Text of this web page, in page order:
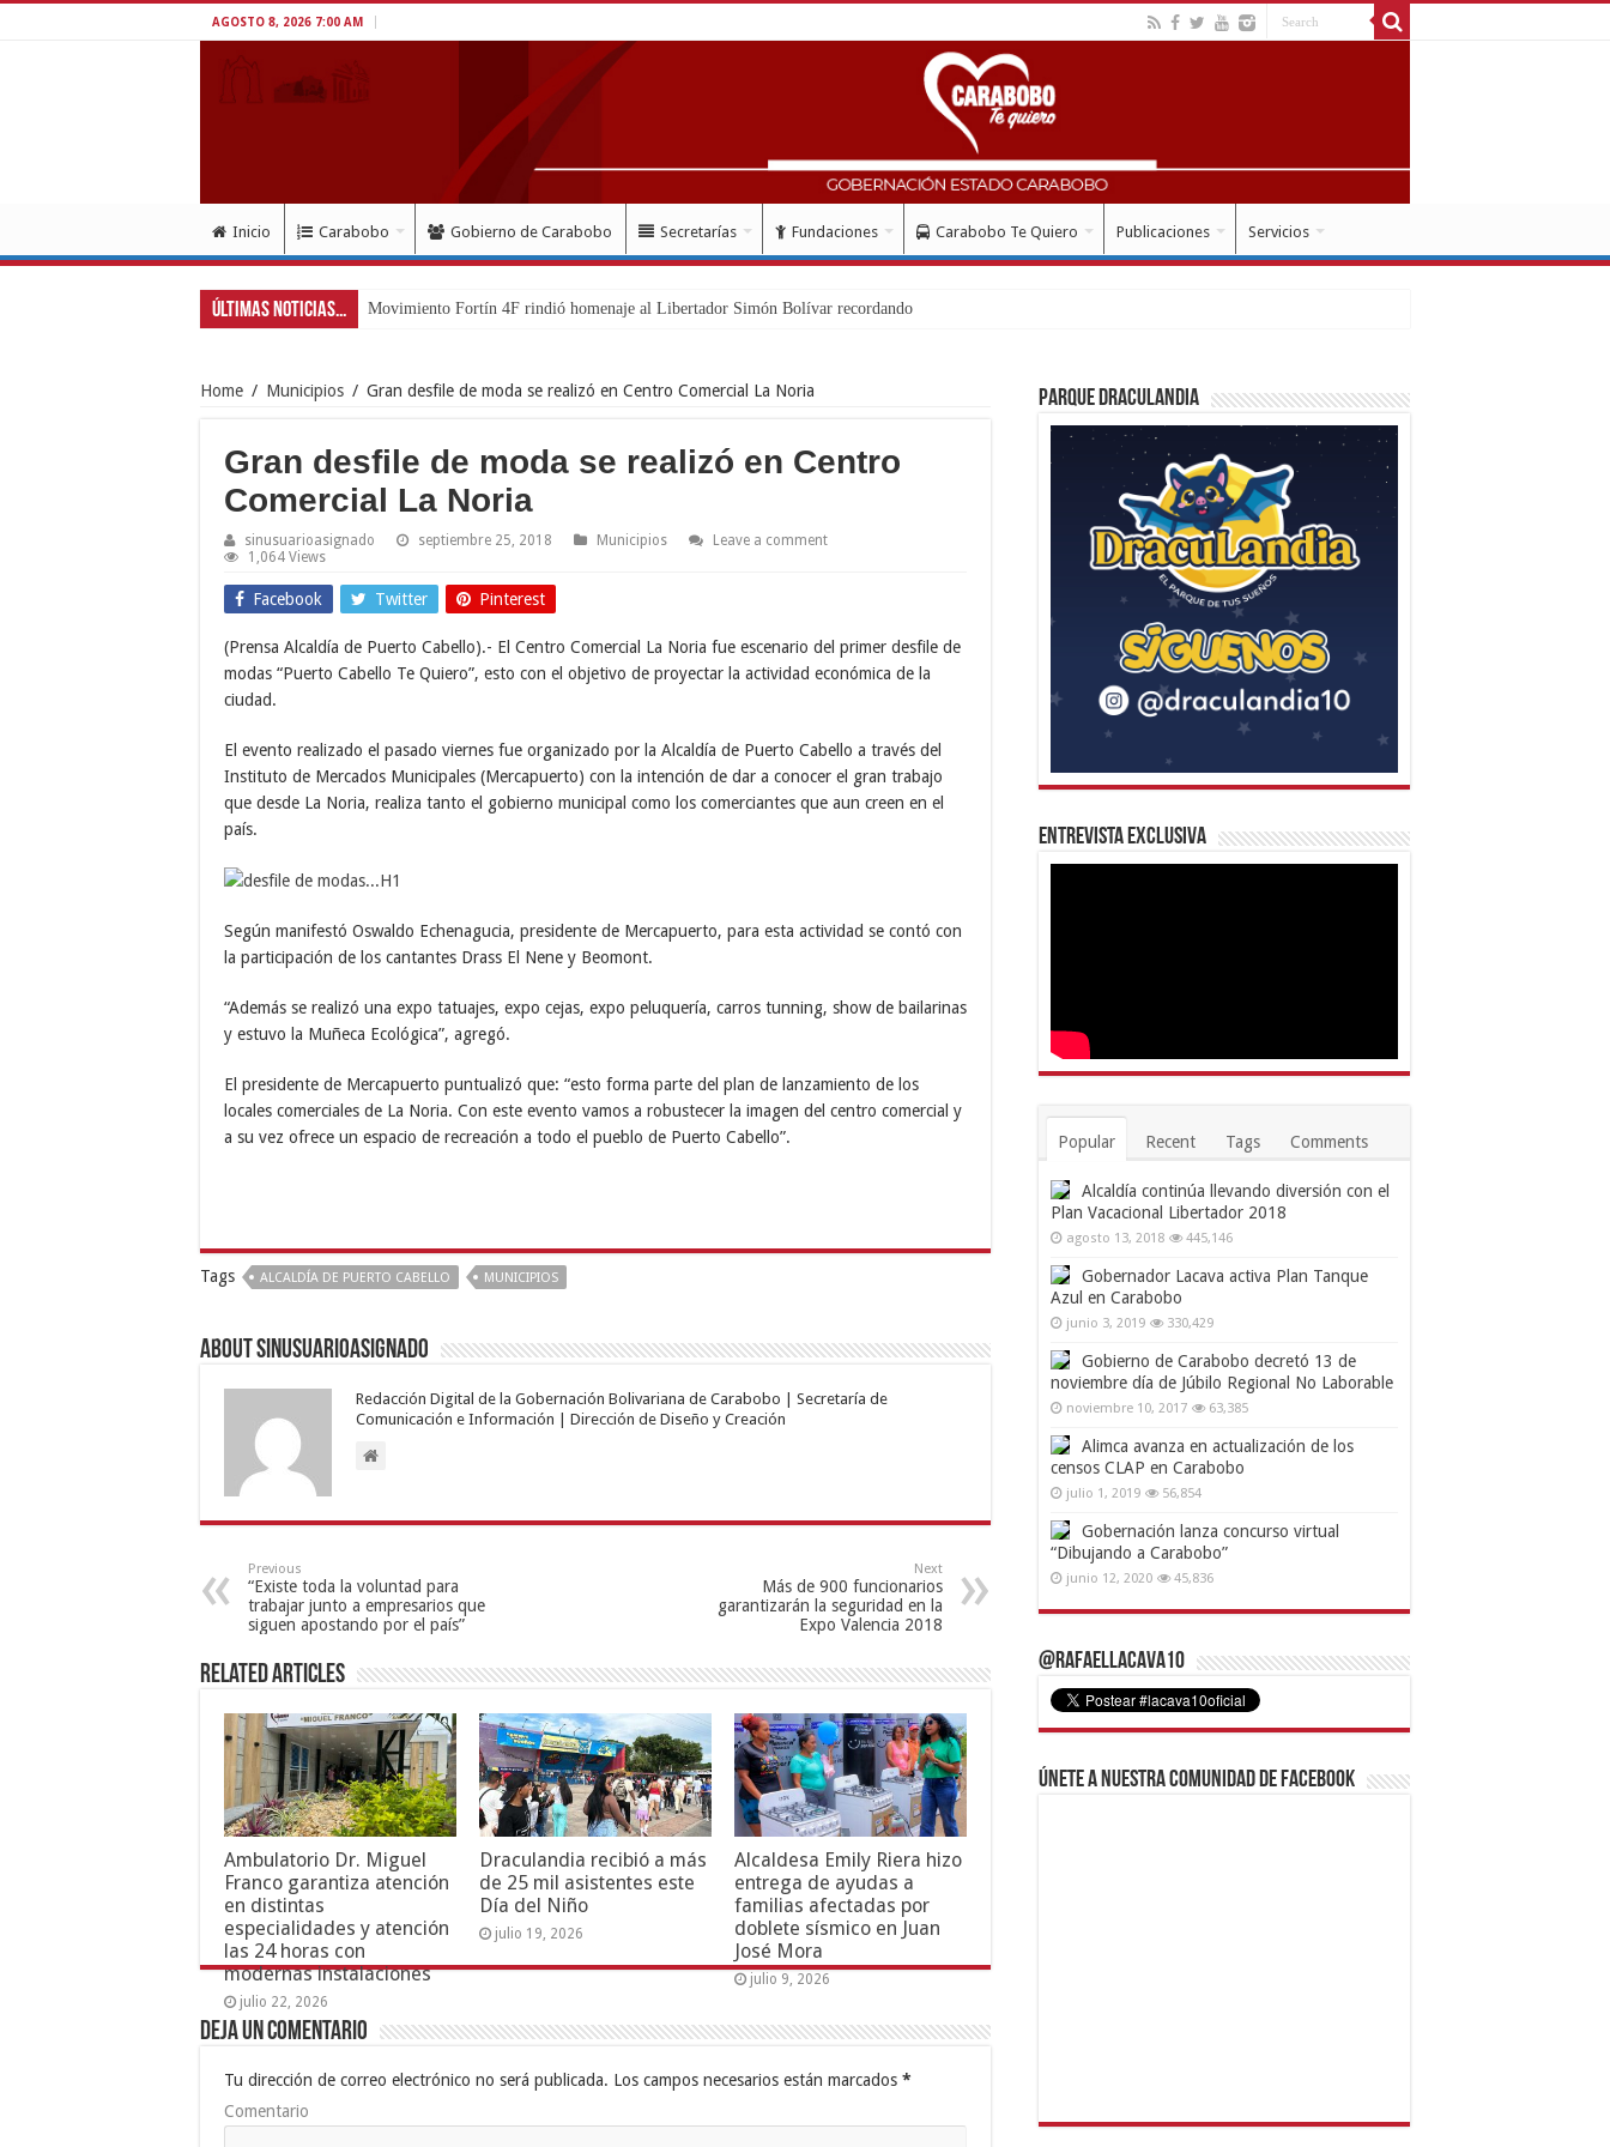
AGOSTO 8, 2026 7:00 AM
Inicio Carabobo Gobierno de Carabobo Secretarías Fundaciones Carabobo Te Quiero Publicaciones Servicios
Últimas Noticias...
Home / Municipios / Gran desfile de moda se realizó en Centro Comercial La Noria
Gran desfile de moda se realizó en Centro
Comercial La Noria
sinusuarioasignado septiembre 25, 2018 Municipios
Leave a comment
1,064 Views
Facebook Twitter Pinterest
(Prensa Alcaldía de Puerto Cabello).- El Centro Comercial La Noria fue escenario del primer desfile de
modas “Puerto Cabello Te Quiero”, esto con el objetivo de proyectar la actividad económica de la
ciudad.
El evento realizado el pasado viernes fue organizado por la Alcaldía de Puerto Cabello a través del
Instituto de Mercados Municipales (Mercapuerto) con la intención de dar a conocer el gran trabajo
que desde La Noria, realiza tanto el gobierno municipal como los comerciantes que aun creen en el
país.
Según manifestó Oswaldo Echenagucia, presidente de Mercapuerto, para esta actividad se contó con
la participación de los cantantes Drass El Nene y Beomont.
“Además se realizó una expo tatuajes, expo cejas, expo peluquería, carros tunning, show de bailarinas
y estuvo la Muñeca Ecológica”, agregó.
El presidente de Mercapuerto puntualizó que: “esto forma parte del plan de lanzamiento de los
locales comerciales de La Noria. Con este evento vamos a robustecer la imagen del centro comercial y
a su vez ofrece un espacio de recreación a todo el pueblo de Puerto Cabello”.
Tags ALCALDÍA DE PUERTO CABELLO MUNICIPIOS
About sinusuarioasignado
Redacción Digital de la Gobernación Bolivariana de Carabobo | Secretaría de
Comunicación e Información | Dirección de Diseño y Creación
Previous
“Existe toda la voluntad para
trabajar junto a empresarios que
siguen apostando por el país”
Next
Más de 900 funcionarios
garantizarán la seguridad en la
Expo Valencia 2018
Related Articles
Ambulatorio Dr. Miguel
Franco garantiza atención
en distintas
especialidades y atención
las 24 horas con
modernas instalaciones
julio 22, 2026
Draculandia recibió a más
de 25 mil asistentes este
Día del Niño
julio 19, 2026
Alcaldesa Emily Riera hizo
entrega de ayudas a
familias afectadas por
doblete sísmico en Juan
José Mora
julio 9, 2026
Deja un comentario
Tu dirección de correo electrónico no será publicada. Los campos necesarios están marcados *
Comentario
Parque Draculandia
Entrevista Exclusiva
Popular Recent Tags Comments
Alcaldía continúa llevando diversión con el
Plan Vacacional Libertador 2018
agosto 13, 2018 445,146
Gobernador Lacava activa Plan Tanque
Azul en Carabobo
junio 3, 2019 330,429
Gobierno de Carabobo decretó 13 de
noviembre día de Júbilo Regional No Laborable
noviembre 10, 2017 63,385
Alimca avanza en actualización de los
censos CLAP en Carabobo
julio 1, 2019 56,854
Gobernación lanza concurso virtual
“Dibujando a Carabobo”
junio 12, 2020 45,836
@RafaelLacava10
Únete a nuestra comunidad de Facebook